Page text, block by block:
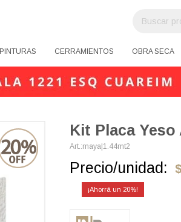
PINTURAS CERRAMIENTOS OBRA SECA
Kit Placa
maya|1.44mt2
Precio/unidad:
20